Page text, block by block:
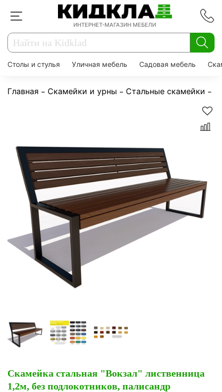
ИНТЕРНЕТ-МАГАЗИН МЕБЕЛИ
Столы и стулья Уличная мебель Садовая мебель
Главная Скамейки и урны Стальные скамейки
Скамейка стальная "Вокзал" лиственница
1,2м, без подлокотников, палисандр